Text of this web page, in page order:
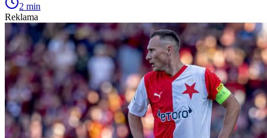
2 min
Reklama